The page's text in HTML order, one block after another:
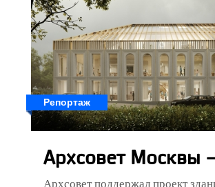
Репортаж
Архсовет Москвы
Архсовет поддержал проект